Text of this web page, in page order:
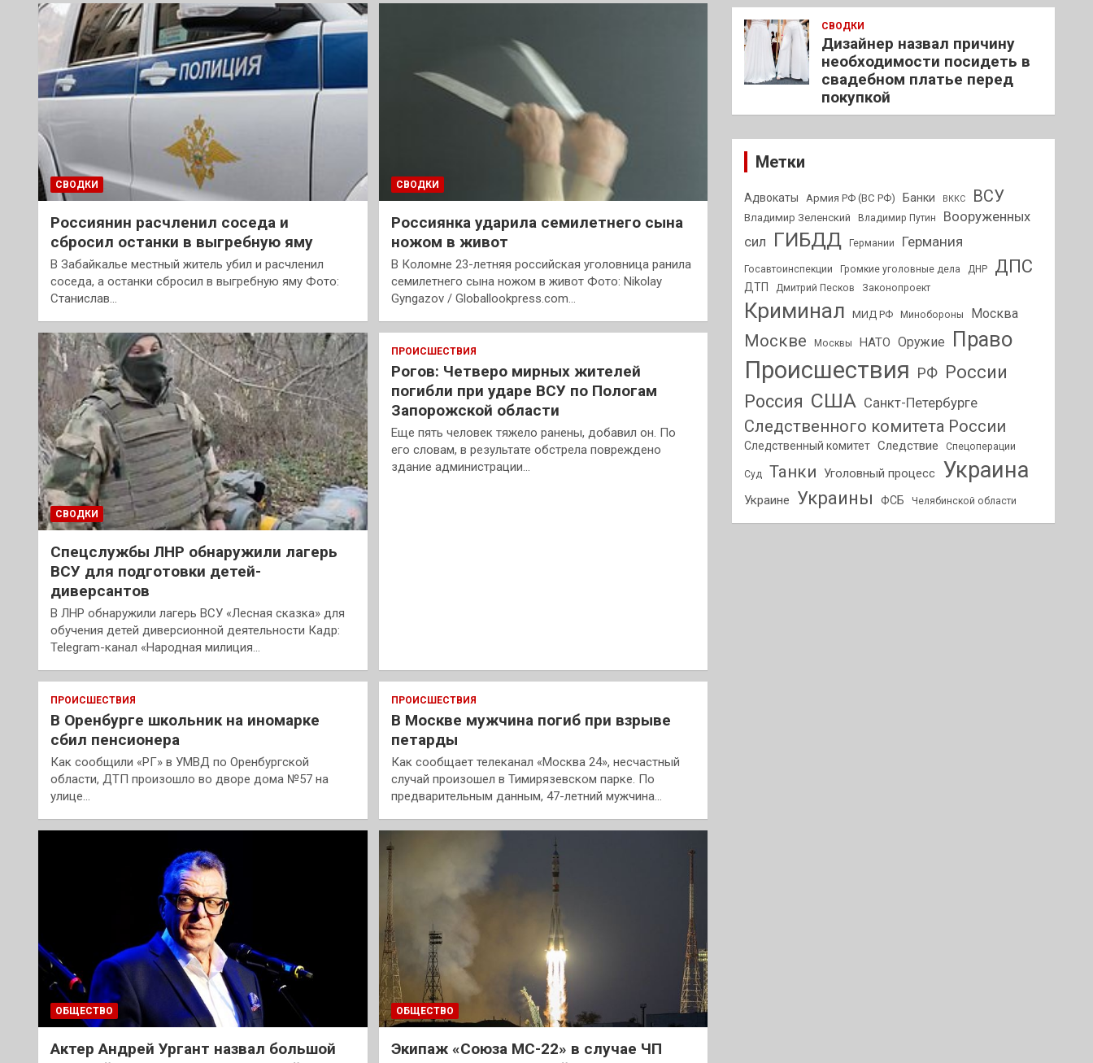
СВОДКИ
Россиянин расчленил соседа и
сбросил останки в выгребную яму
В Забайкалье местный житель убил и расчленил
соседа, а останки сбросил в выгребную яму Фото:
Станислав…
СВОДКИ
Россиянка ударила семилетнего сына
ножом в живот
В Коломне 23-летняя российская уголовница ранила
семилетнего сына ножом в живот Фото: Nikolay
Gyngazov / Globallookpress.com…
СВОДКИ
Спецслужбы ЛНР обнаружили лагерь
ВСУ для подготовки детей-
диверсантов
В ЛНР обнаружили лагерь ВСУ «Лесная сказка» для
обучения детей диверсионной деятельности Кадр:
Telegram-канал «Народная милиция…
ПРОИСШЕСТВИЯ
Рогов: Четверо мирных жителей
погибли при ударе ВСУ по Пологам
Запорожской области
Еще пять человек тяжело ранены, добавил он. По
его словам, в результате обстрела повреждено
здание администрации…
ПРОИСШЕСТВИЯ
В Оренбурге школьник на иномарке
сбил пенсионера
Как сообщили «РГ» в УМВД по Оренбургской
области, ДТП произошло во дворе дома №57 на
улице…
ПРОИСШЕСТВИЯ
В Москве мужчина погиб при взрыве
петарды
Как сообщает телеканал «Москва 24», несчастный
случай произошел в Тимирязевском парке. По
предварительным данным, 47-летний мужчина…
ОБЩЕСТВО
Актер Андрей Ургант назвал большой
ОБЩЕСТВО
Экипаж «Союза МС-22» в случае ЧП
СВОДКИ
Дизайнер назвал причину
необходимости посидеть в
свадебном платье перед
покупкой
Метки
Адвокаты Армия РФ (ВС РФ) Банки ВККС ВСУ
Владимир Зеленский Владимир Путин
Вооруженных
сил
ГИБДД Германии Германия
Госавтоинспекции Громкие уголовные дела ДНР ДПС
ДТП Дмитрий Песков Законопроект
Криминал МИД РФ Минобороны Москва
Москве Москвы НАТО Оружие Право
Происшествия РФ России
Россия США Санкт-Петербурге
Следственного комитета России
Следственный комитет Следствие Спецоперации
Суд Танки Уголовный процесс Украина
Украине Украины ФСБ Челябинской области